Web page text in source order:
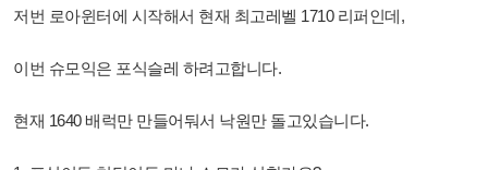
저번 로아윈터에 시작해서 현재 최고레벨 1710 리퍼인데,
이번 슈모익은 포식슬레 하려고합니다.
현재 1640 배럭만 만들어둬서 낙원만 돌고있습니다.